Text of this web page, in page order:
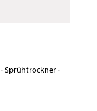
·Sprühtrockner·